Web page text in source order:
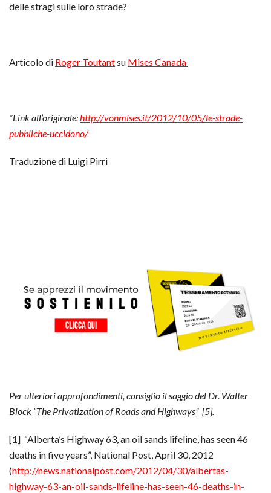
delle stragi sulle loro strade?
Articolo di Roger Toutantsu Mises Canada
*Link all’originale:http://vonmises.it/2012/10/05/le-strade-
pubbliche-uccidono/
Traduzione di Luigi Pirri
Per ulteriori approfondimenti, consiglio il saggio del Dr. Walter
Block “The Privatization of Roads and Highways” [5].
[1] “Alberta’s Highway 63, an oil sands lifeline, has seen 46
deaths in five years”, National Post, April 30, 2012
(http://news.nationalpost.com/2012/04/30/albertas-
highway-63-an-oil-sands-lifeline-has-seen-46-deaths-in-